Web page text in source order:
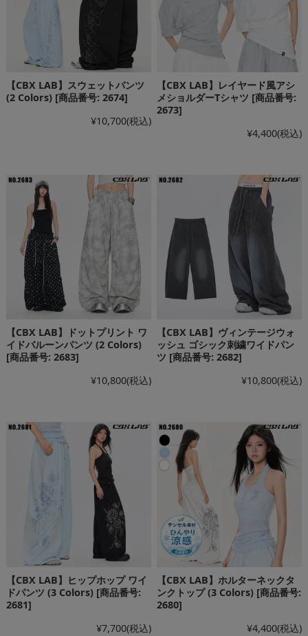
【CBX LAB】スウェットパンツ
(2 Colors) [商品番号: 2674]
¥10,700(税込)
【CBX LAB】レイヤード風アシ
メショルダーTシャツ [商品番号:
2673]
¥4,400(税込)
【CBX LAB】ドットプリント ワ
イドバルーンパンツ (2 Colors)
[商品番号: 2683]
¥10,800(税込)
【CBX LAB】ヴィンテージウォ
ッシュ ゴシック刺繍ワイドパン
ツ [商品番号: 2682]
¥10,800(税込)
【CBX LAB】ヒップホップ ワイ
ドパンツ (3 Colors) [商品番号:
2681]
¥7,700(税込)
【CBX LAB】ホルターネックタ
ンクトップ (3 Colors) [商品番号:
2680]
¥4,400(税込)